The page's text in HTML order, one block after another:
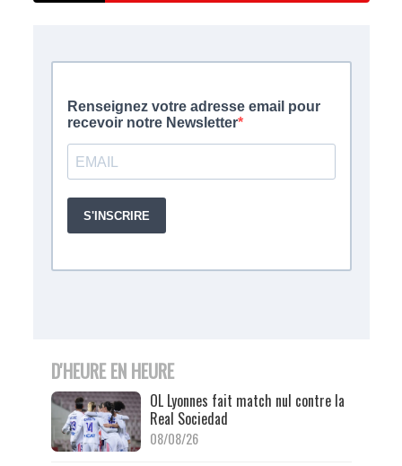
D'HEURE EN HEURE
OL Lyonnes fait match nul contre la
Real Sociedad
08/08/26